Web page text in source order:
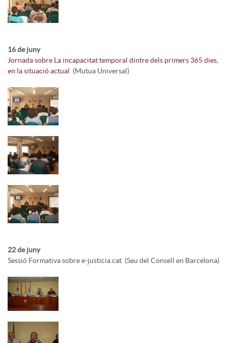
16 de juny
Jornada sobre La incapacitat temporal dintre dels primers 365 dies,
en la situació actual (Mutua Universal)
22 de juny
Sessió Formativa sobre e-justicia.cat (Seu del Consell en Barcelona)